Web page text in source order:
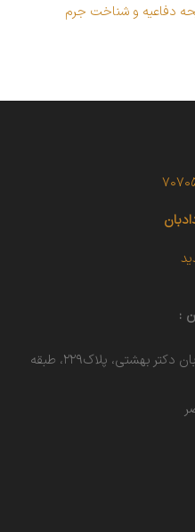
دفاعیه و شناخت جرم
:
میرزای شیرازی شمالی ، نرسیده به خیابان دکتر بهشتی، پلاک۲۲۹، طبقه